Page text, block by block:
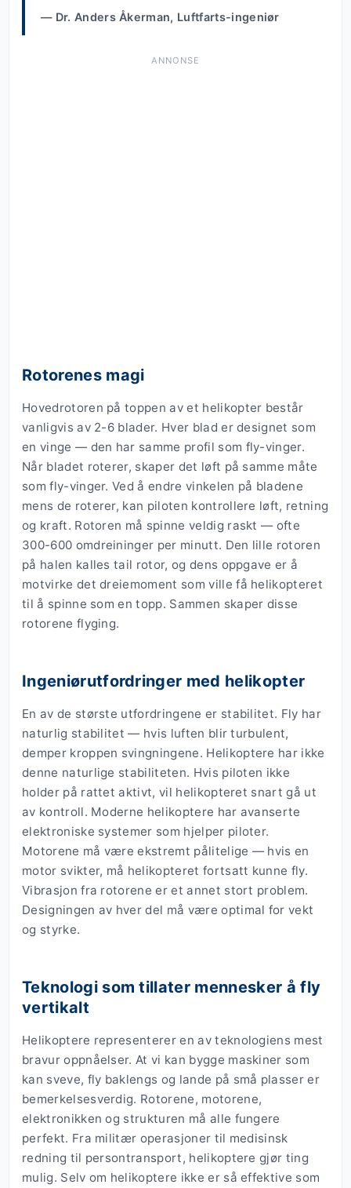
— Dr. Anders Åkerman, Luftfarts-ingeniør
ANNONSE
Rotorenes magi
Hovedrotoren på toppen av et helikopter består
vanligvis av 2-6 blader. Hver blad er designet som
en vinge — den har samme profil som fly-vinger.
Når bladet roterer, skaper det løft på samme måte
som fly-vinger. Ved å endre vinkelen på bladene
mens de roterer, kan piloten kontrollere løft, retning
og kraft. Rotoren må spinne veldig raskt — ofte
300-600 omdreininger per minutt. Den lille rotoren
på halen kalles tail rotor, og dens oppgave er å
motvirke det dreiemoment som ville få helikopteret
til å spinne som en topp. Sammen skaper disse
rotorene flyging.
Ingeniørutfordringer med helikopter
En av de største utfordringene er stabilitet. Fly har
naturlig stabilitet — hvis luften blir turbulent,
demper kroppen svingningene. Helikoptere har ikke
denne naturlige stabiliteten. Hvis piloten ikke
holder på rattet aktivt, vil helikopteret snart gå ut
av kontroll. Moderne helikoptere har avanserte
elektroniske systemer som hjelper piloter.
Motorene må være ekstremt pålitelige — hvis en
motor svikter, må helikopteret fortsatt kunne fly.
Vibrasjon fra rotorene er et annet stort problem.
Designingen av hver del må være optimal for vekt
og styrke.
Teknologi som tillater mennesker å fly
vertikalt
Helikoptere representerer en av teknologiens mest
bravur oppnåelser. At vi kan bygge maskiner som
kan sveve, fly baklengs og lande på små plasser er
bemerkelsesverdig. Rotorene, motorene,
elektronikken og strukturen må alle fungere
perfekt. Fra militær operasjoner til medisinsk
redning til persontransport, helikoptere gjør ting
mulig. Selv om helikoptere ikke er så effektive som